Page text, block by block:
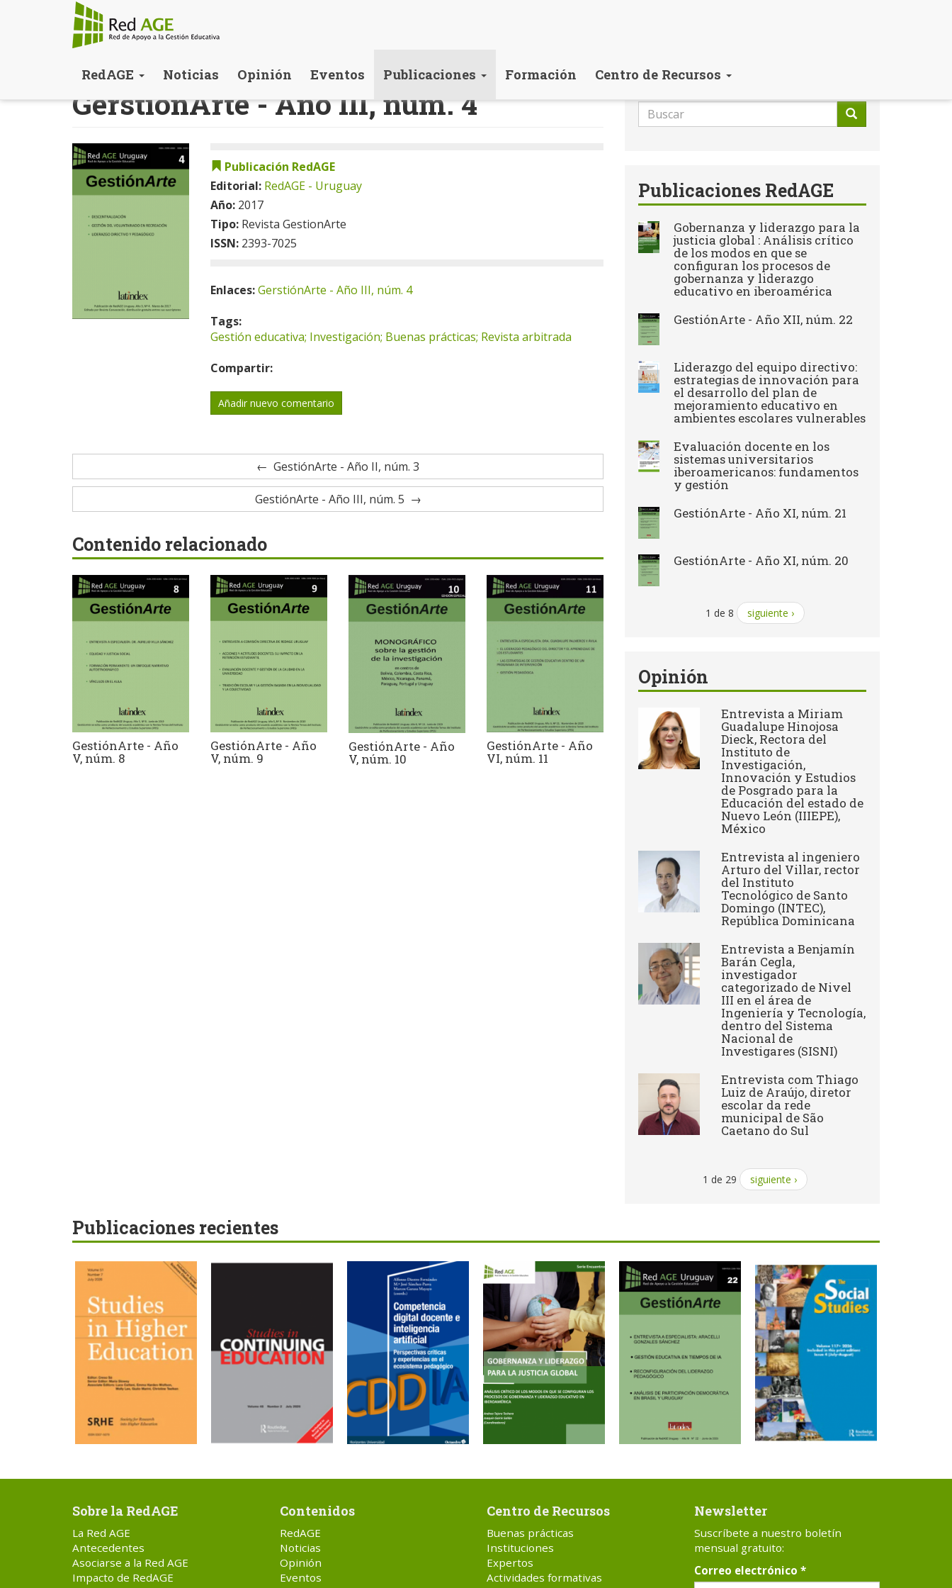
contenido
RedAGE Noticias Opinión Eventos Publicaciones Formación Centro de Recursos
GerstiónArte - Año III, núm. 4
Publicación RedAGE
Editorial: RedAGE - Uruguay
Año: 2017
Tipo: Revista GestionArte
ISSN: 2393-7025
Enlaces:GerstiónArte - Año III, núm. 4
Tags:
Gestión educativa; Investigación; Buenas prácticas; Revista arbitrada
Compartir:
Añadir nuevo comentario
GestiónArte - Año II, núm. 3
GestiónArte - Año III, núm. 5
Contenido relacionado
GestiónArte - Año
V, núm. 8
GestiónArte - Año
V, núm. 9
GestiónArte - Año
V, núm. 10
GestiónArte - Año
VI, núm. 11
Formulario
de
Publicaciones RedAGE
Gobernanza y liderazgo para la
justicia global : Análisis crítico
de los modos en que se
configuran los procesos de
gobernanza y liderazgo
educativo en iberoamérica
GestiónArte - Año XII, núm. 22
Liderazgo del equipo directivo:
estrategias de innovación para
el desarrollo del plan de
mejoramiento educativo en
ambientes escolares vulnerables
Evaluación docente en los
sistemas universitarios
iberoamericanos: fundamentos
y gestión
GestiónArte - Año XI, núm. 21
GestiónArte - Año XI, núm. 20
1 de 8 siguiente ›
Opinión
Entrevista a Miriam
Guadalupe Hinojosa
Dieck, Rectora del
Instituto de
Investigación,
Innovación y Estudios
de Posgrado para la
Educación del estado de
Nuevo León (IIIEPE),
México
Entrevista al ingeniero
Arturo del Villar, rector
del Instituto
Tecnológico de Santo
Domingo (INTEC),
República Dominicana
Entrevista a Benjamín
Barán Cegla,
investigador
categorizado de Nivel
III en el área de
Ingeniería y Tecnología,
dentro del Sistema
Nacional de
Investigares (SISNI)
Entrevista com Thiago
Luiz de Araújo, diretor
escolar da rede
municipal de São
Caetano do Sul
1 de 29 siguiente ›
Publicaciones recientes
Sobre la RedAGE
La Red AGE
Antecedentes
Asociarse a la Red AGE
Impacto de RedAGE
Contenidos
RedAGE
Noticias
Opinión
Eventos
Centro de Recursos
Buenas prácticas
Instituciones
Expertos
Actividades formativas
Newsletter
Suscríbete a nuestro boletín
mensual gratuito:
Correo electrónico *